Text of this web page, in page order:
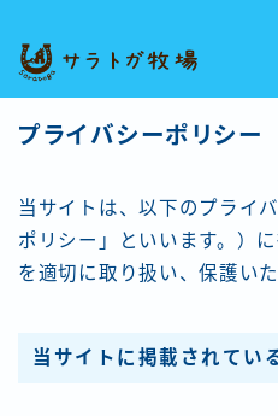
MENU
プライバシーポリシー
人気記事を読む
新着記事を読む
有料記事の決済完了ページ
運営者情報
プライバシーポリシー
当サイトは、以下のプライ
ポリシー」といいます。）
を適切に取り扱い、保護いた
当サイトに掲載されてい